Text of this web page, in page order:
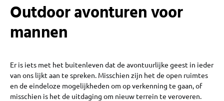
Outdoor avonturen voor
mannen
Er is iets met het buitenleven dat de avontuurlijke geest in ieder
van ons lijkt aan te spreken. Misschien zijn het de open ruimtes
en de eindeloze mogelijkheden om op verkenning te gaan, of
misschien is het de uitdaging om nieuw terrein te veroveren.